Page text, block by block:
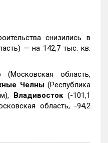
снизились в
— на 142,7 тыс. кв.
(Московская область,
Челны(Республика
Владивосток(-101,1
область, -94,2